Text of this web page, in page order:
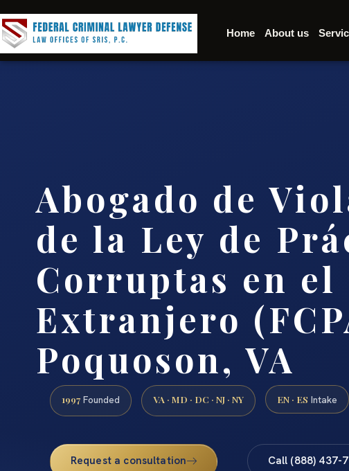
Home About us
Abogado de
de la Ley de
Corruptas en el
Extranjero
Poquoson, VA
1997 Founded VA · MD · DC · NJ · NY EN · ES Intake
Request a consultation Call (888) 437-